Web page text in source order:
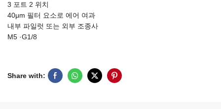
3 포트 2 위치
40μm 필터 요소로 에어 여과
내부 파일럿 또는 외부 조종사
M5 ·G1/8
Share with: